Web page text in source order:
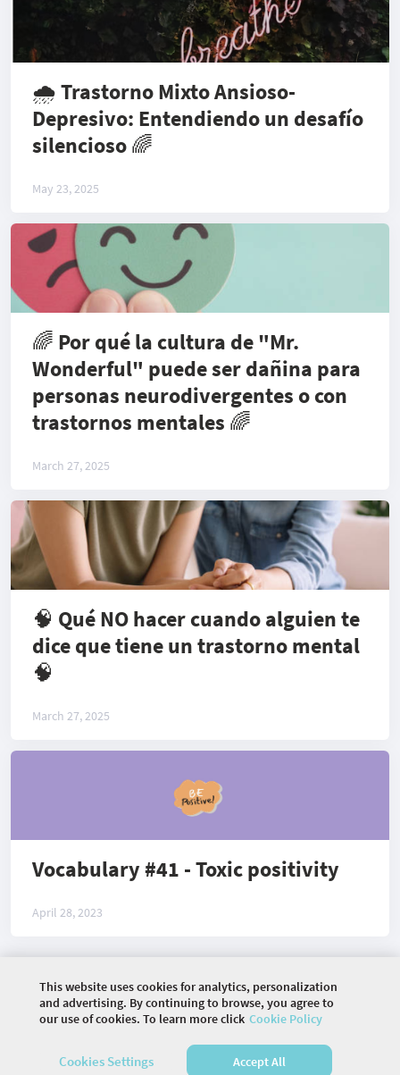
🌧️ Trastorno Mixto Ansioso-
Depresivo: Entendiendo un desafío
silencioso 🌈
May 23, 2025
🌈 Por qué la cultura de "Mr.
Wonderful" puede ser dañina para
personas neurodivergentes o con
trastornos mentales 🌈
March 27, 2025
🧠 Qué NO hacer cuando alguien te
dice que tiene un trastorno mental
🧠
March 27, 2025
Vocabulary #41 - Toxic positivity
April 28, 2023
©2026 COMMUNITY COMPANY. ALL RIGHTS
RESERVED.
This website uses cookies for analytics, personalization
and advertising. By continuing to browse, you agree to
our use of cookies. To learn more click Cookie Policy
Cookies Settings Accept All